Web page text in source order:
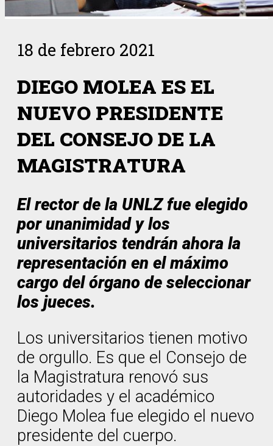
18 de febrero 2021
DIEGO MOLEA ES EL
NUEVO PRESIDENTE
DEL CONSEJO DE LA
MAGISTRATURA
El rector de la UNLZ fue elegido
por unanimidad y los
universitarios tendrán ahora la
representación en el máximo
cargo del órgano de seleccionar
los jueces.
Los universitarios tienen motivo
de orgullo. Es que el Consejo de
la Magistratura renovó sus
autoridades y el académico
Diego Molea fue elegido el nuevo
presidente del cuerpo.